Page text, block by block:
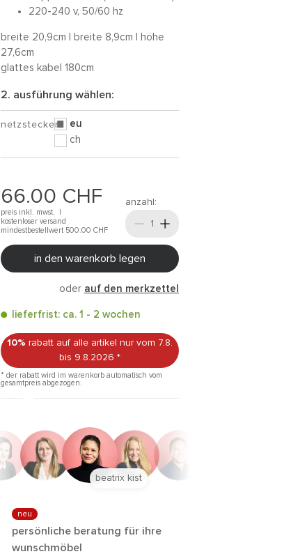
220-240 v, 50/60 hz
breite 20,9cm | breite 8,9cm | höhe
27,6cm
glattes kabel 180cm
2. ausführung wählen:
netzstecker
eu
ch
66.00 CHF
preis inkl. mwst. |
kostenloser versand
mindestbestellwert 500.00 CHF
anzahl:
in den warenkorb legen
oder auf den merkzettel
lieferfrist: ca. 1 - 2 wochen
10% rabatt auf alle artikel nur vom 7.8.
bis 9.8.2026 *
* der rabatt wird im warenkorb automatisch vom
gesamtpreis abgezogen.
neu
persönliche beratung für ihre
wunschmöbel
anna trautz